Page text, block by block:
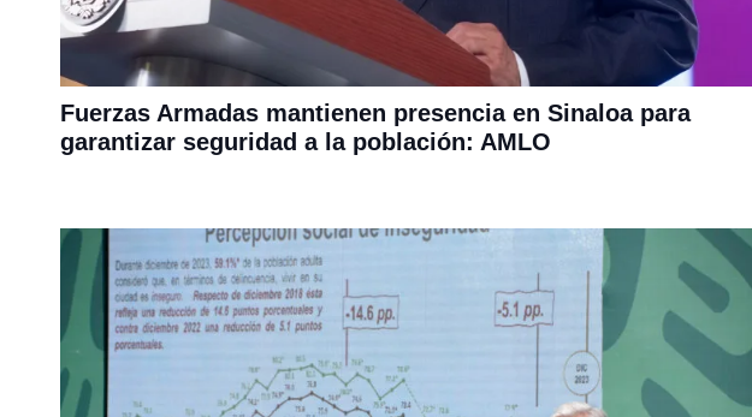
Fuerzas Armadas mantienen presencia en Sinaloa para
garantizar seguridad a la población: AMLO